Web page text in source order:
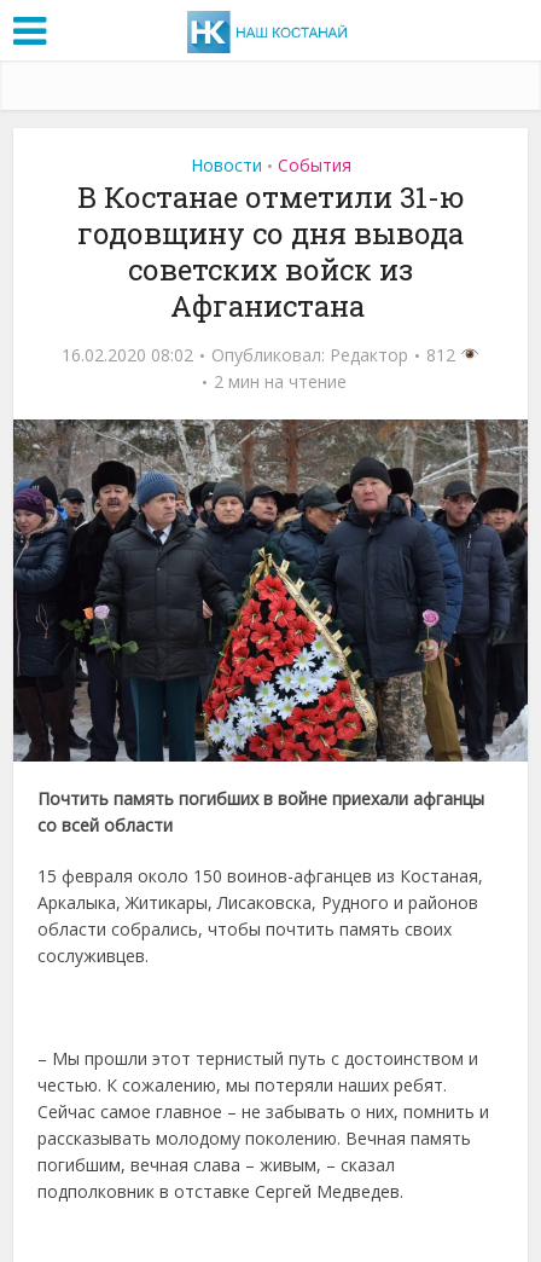
Новости • События
В Костанае отметили 31-ю
годовщину со дня вывода
советских войск из
Афганистана
16.02.2020 08:02 Опубликовал: Редактор
812
2 мин на чтение
Почтить память погибших в войне приехали афганцы
со всей области
15 февраля около 150 воинов-афганцев из Костаная,
Аркалыка, Житикары, Лисаковска, Рудного и районов
области собрались, чтобы почтить память своих
сослуживцев.
– Мы прошли этот тернистый путь с достоинством и
честью. К сожалению, мы потеряли наших ребят.
Сейчас самое главное – не забывать о них, помнить и
рассказывать молодому поколению. Вечная память
погибшим, вечная слава – живым, – сказал
подполковник в отставке Сергей Медведев.